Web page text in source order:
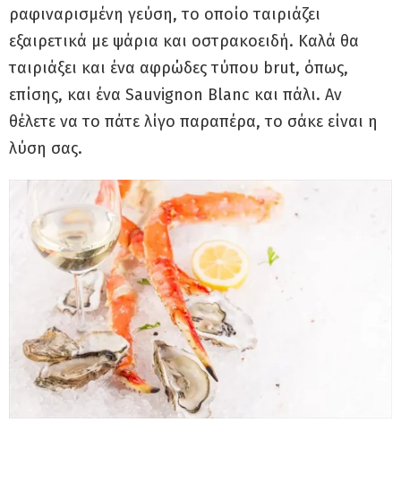
ραφιναρισμένη γεύση, το οποίο ταιριάζει
εξαιρετικά με ψάρια και οστρακοειδή. Καλά θα
ταιριάξει και ένα αφρώδες τύπου brut, όπως,
επίσης, και ένα Sauvignon Blanc και πάλι. Αν
θέλετε να το πάτε λίγο παραπέρα, το σάκε είναι η
λύση σας.